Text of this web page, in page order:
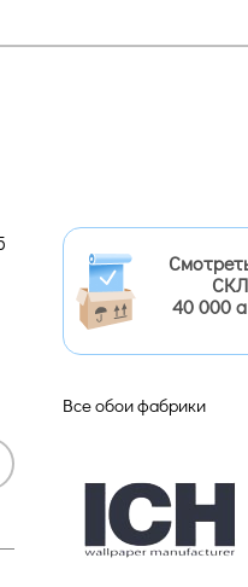
40 000
Все обои фабрики